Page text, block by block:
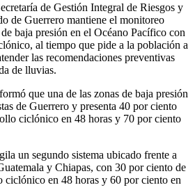
de Gestión Integral de Riesgos y
de Guerrero mantiene el monitoreo
baja presión en el Océano Pacífico con
al tiempo que pide a la población a
las recomendaciones preventivas
de lluvias.
que una de las zonas de baja presión
de Guerrero y presenta 40 por ciento
ciclónico en 48 horas y 70 por ciento
un segundo sistema ubicado frente a
y Chiapas, con 30 por ciento de
ciclónico en 48 horas y 60 por ciento en